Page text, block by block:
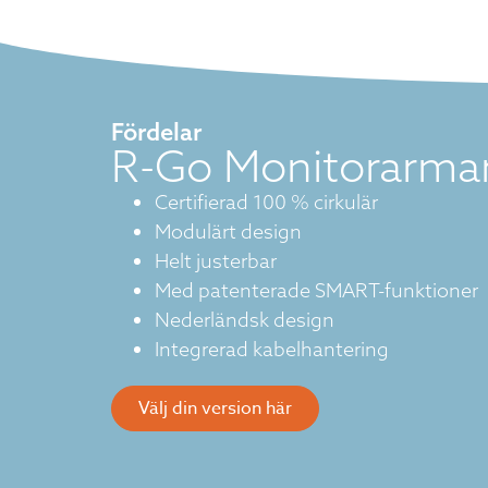
Fördelar
R-Go
Certifierad 100 % cirkulär
Modulärt design
Helt justerbar
Med patenterade SMART-funktioner
Nederländsk design
Integrerad kabelhantering
Välj din version här